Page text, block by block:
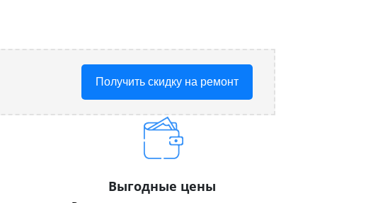
Получить скидку на ремонт
Выгодные цены